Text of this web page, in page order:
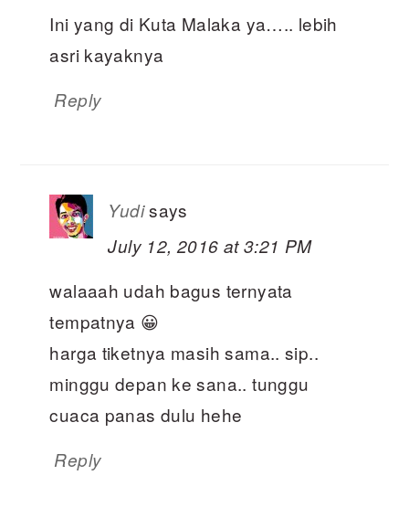
Ini yang di Kuta Malaka ya….. lebih
asri kayaknya
Reply
Yudi says
July 12, 2016 at 3:21 PM
walaaah udah bagus ternyata
tempatnya 😀
harga tiketnya masih sama.. sip..
minggu depan ke sana.. tunggu
cuaca panas dulu hehe
Reply